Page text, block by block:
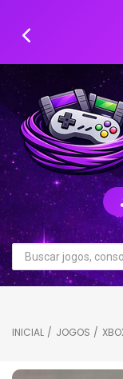
INICIAL / JOGOS /